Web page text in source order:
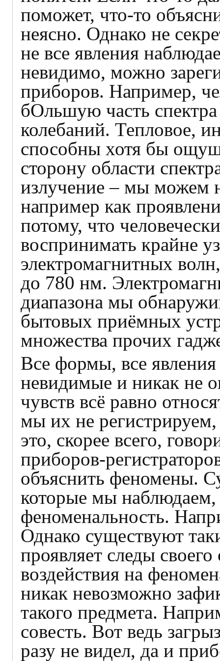
поможет, что-то
неясно. Однако не
не все явления
невидимо, можно
приборов. Например,
бОльшую часть
колебаний. Тепловое,
способны хотя бы
сторону области
излучение – мы можем
например как
потому, что
воспринимать крайне
электромагнитных
до 780 нм.
диапазона мы
бытовых приёмных
множества прочих
Все формы, все
невидимые и никак не
чувств всё равно
мы их не
это, скорее всего,
приборов-
объяснить феномены.
которые мы
феноменальность.
Однако существуют
проявляет следы
воздействия на
никак невозможно
такого предмета.
совесть. Вот ведь
разу не видел, да и